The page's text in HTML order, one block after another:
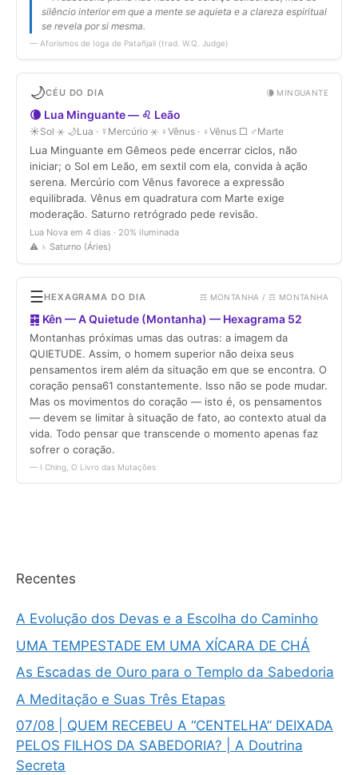
Recentes
A Evolução dos Devas e a Escolha do Caminho
UMA TEMPESTADE EM UMA XÍCARA DE CHÁ
As Escadas de Ouro para o Templo da Sabedoria
A Meditação e Suas Três Etapas
07/08 | QUEM RECEBEU A “CENTELHA” DEIXADA
PELOS FILHOS DA SABEDORIA? | A Doutrina
Secreta